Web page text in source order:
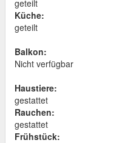
geteilt
Küche:
geteilt
Balkon:
Nicht verfügbar
Haustiere:
gestattet
Rauchen:
gestattet
Frühstück: